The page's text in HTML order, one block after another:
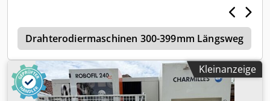
Baujahr 2003
Drahterodiermaschinen 300-399mm Längsweg
Kleinanzeige